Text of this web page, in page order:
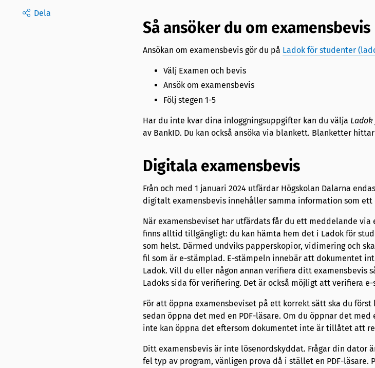
Dela
Så ansöker du om examensbevis
Ansökan om examensbevis gör du på Ladok för studenter
Välj Examen och bevis
Ansök om examensbevis
Följ stegen 1-5
Har du inte kvar dina inloggningsuppgifter kan du välja
av BankID. Du kan också ansöka via blankett. Blanketter
Digitala examensbevis
Från och med 1 januari 2024 utfärdar Högskolan Dalarna
digitalt examensbevis innehåller samma information som
När examensbeviset har utfärdats får du ett meddelande
finns alltid tillgängligt: du kan hämta hem det i Ladok för
som helst. Därmed undviks papperskopior, vidimering och
fil som är e-stämplad. E-stämpeln innebär att dokumentet
Ladok. Vill du eller någon annan verifiera ditt examensbevis
Ladoks sida för verifiering. Det är också möjligt att verifiera
För att öppna examensbeviset på ett korrekt sätt ska du
sedan öppna det med en PDF-läsare. Om du öppnar det med
inte kan öppna det eftersom dokumentet inte är tillåtet att
Ditt examensbevis är inte lösenordskyddat. Frågar din dator
fel typ av program, vänligen prova då i stället en PDF-läsare.